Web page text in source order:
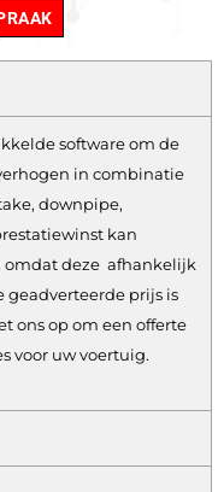
software om de
in combinatie
downpipe,
kan
omdat deze afhankelijk
geadverteerde prijs is
ons op om een offerte
voor uw voertuig.